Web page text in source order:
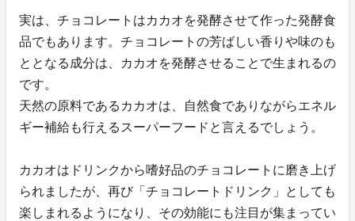
実は、チョコレートはカカオを発酵させて作った発酵食
品でもあります。チョコレートの芳ばしい香りや味のも
ととなる成分は、カカオを発酵させることで生まれるの
です。
天然の原料であるカカオは、自然食でありながらエネル
ギー補給も行えるスーパーフードと言えるでしょう。
カカオはドリンクから嗜好品のチョコレートに磨き上げ
られましたが、再び「チョコレートドリンク」としても
楽しまれるようになり、その効能にも注目が集まってい